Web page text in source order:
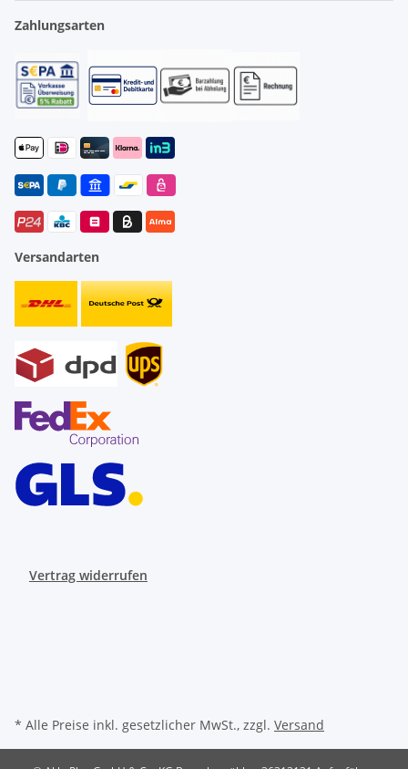
Zahlungsarten
Versandarten
Vertrag widerrufen
* Alle Preise inkl. gesetzlicher MwSt., zzgl. Versand